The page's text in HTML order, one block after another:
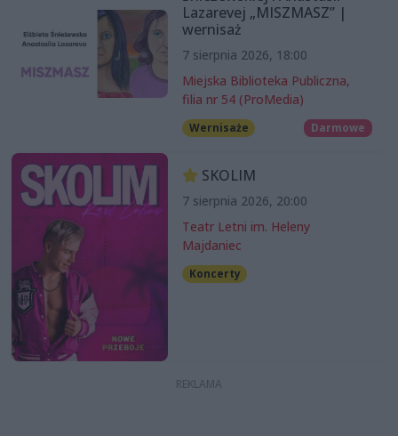
Lazarevej „MISZMASZ” |
wernisaż
7 sierpnia 2026, 18:00
Miejska Biblioteka Publiczna,
filia nr 54 (ProMedia)
Wernisaże Darmowe
SKOLIM
7 sierpnia 2026, 20:00
Teatr Letni im. Heleny
Majdaniec
Koncerty